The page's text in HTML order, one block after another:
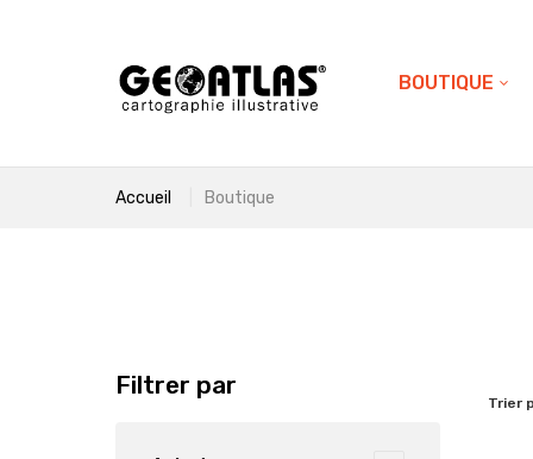
BOUTIQUE
Accueil Boutique
Trier
Filtrer par